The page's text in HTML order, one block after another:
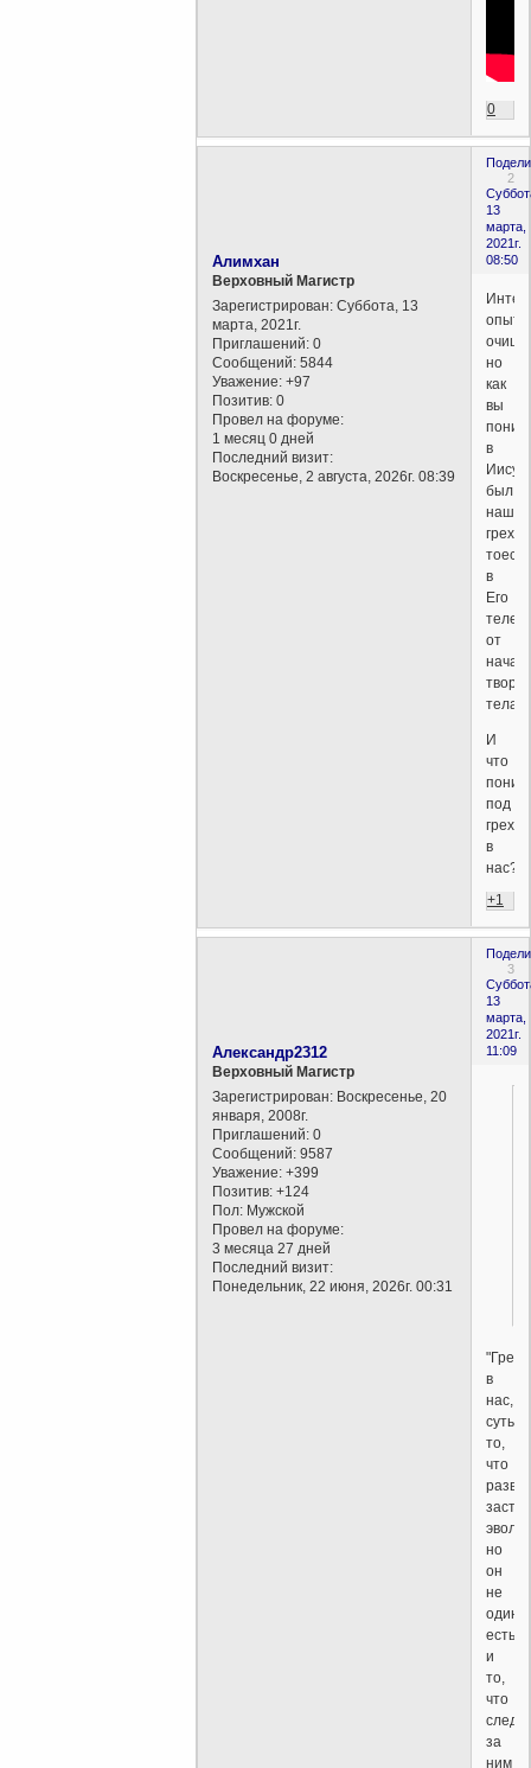
0
2
13
марта,
2021г.
08:50
Алимхан
Верховный Магистр
Зарегистрирован: Суббота, 13
марта, 2021г.
Приглашений: 0
Сообщений: 5844
Уважение: +97
Позитив: 0
Провел на форуме:
1 месяц 0 дней
Последний визит:
Воскресенье, 2 августа, 2026г. 08:39
опыт
но
как
вы
в
был
наш
грех
тоесть
в
Его
теле
от
тела?
И
что
под
грехом
в
нас?
+1
3
13
марта,
2021г.
11:09
Александр2312
Верховный Магистр
Зарегистрирован: Воскресенье, 20
января, 2008г.
Приглашений: 0
Сообщений: 9587
Уважение: +399
Позитив: +124
Пол: Мужской
Провел на форуме:
3 месяца 27 дней
Последний визит:
Понедельник, 22 июня, 2026г. 00:31
"Грех"
в
нас,
суть
то,
что
но
он
не
один,
есть
и
то,
что
за
ним